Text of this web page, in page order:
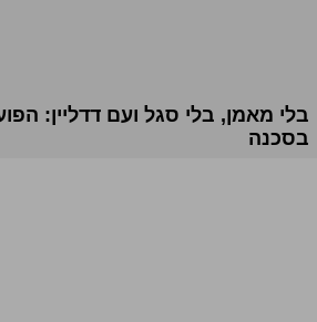
בלי מאמן, בלי סגל ועם דדליין:
בסכנה